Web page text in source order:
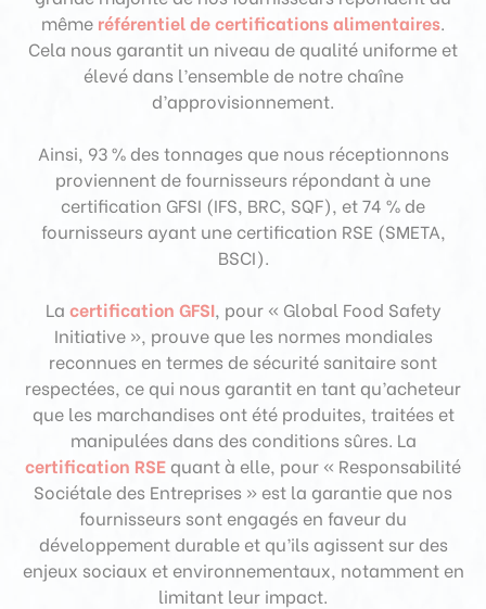
même référentiel de certifications alimentaires
Cela nous garantit un niveau de qualité uniforme et
élevé dans l’ensemble de notre chaîne
d’approvisionnement.
Ainsi, 93 % des tonnages que nous réceptionnons
proviennent de fournisseurs répondant à une
certification GFSI (IFS, BRC, SQF), et 74 % de
fournisseurs ayant une certification RSE (SMETA,
BSCI).
La certification GFSI, pour « Global Food Safety
Initiative », prouve que les normes mondiales
reconnues en termes de sécurité sanitaire sont
respectées, ce qui nous garantit en tant qu’acheteur
que les marchandises ont été produites, traitées et
manipulées dans des conditions sûres. La
certification RSE quant à elle, pour « Responsabilité
Sociétale des Entreprises » est la garantie que nos
fournisseurs sont engagés en faveur du
développement durable et qu’ils agissent sur des
enjeux sociaux et environnementaux, notamment en
limitant leur impact.